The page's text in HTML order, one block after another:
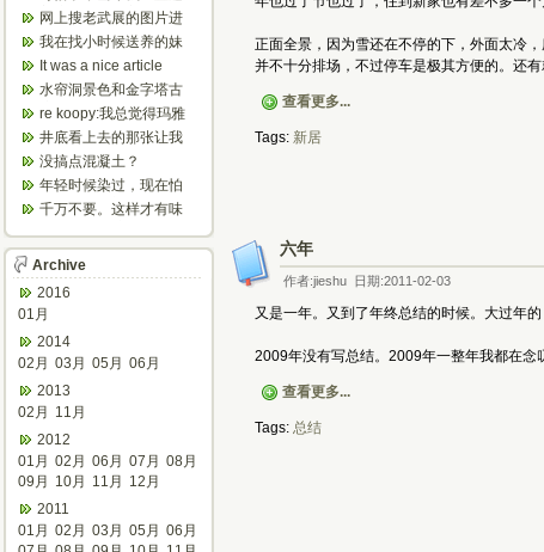
正面全景，因为雪还在不停的下，外面太冷
并不十分排场，不过停车是极其方便的。还
查看更多...
Tags: 新居
六年
作者:jieshu 日期:2011-02-03
又是一年。又到了年终总结的时候。大过年
2009年没有写总结。2009年一整年我都在
查看更多...
Tags: 总结
着这个，看博主夫妇一
步步在多伦...
网上搜老武展的图片进
来了，一晃是你十年前
的帖子，时...
我在找小时候送养的妹
妹，有人QQ找我说找到
了匹配的...
It was a nice article
and...
水帘洞景色和金字塔古
迹都不错。
re koopy:我总觉得玛雅
人见过外星人。不然哪...
井底看上去的那张让我
想起了蝙蝠侠。。下棋
那张会不会...
没搞点混凝土？
年轻时候染过，现在怕
伤头发不敢染了。不过
千万不要。这样才有味
气场。
Archive
2016
01月
2014
02月 03月 05月 06月
2013
02月
11月
2012
01月 02月 06月 07月 08月
09月
10月 11月
12月
2011
01月 02月 03月 05月 06月